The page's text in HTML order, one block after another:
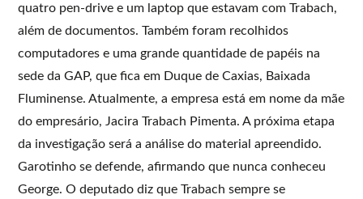
quatro pen-drive e um laptop que estavam com Trabach,
além de documentos. Também foram recolhidos
computadores e uma grande quantidade de papéis na
sede da GAP, que fica em Duque de Caxias, Baixada
Fluminense. Atualmente, a empresa está em nome da mãe
do empresário, Jacira Trabach Pimenta. A próxima etapa
da investigação será a análise do material apreendido.
Garotinho se defende, afirmando que nunca conheceu
George. O deputado diz que Trabach sempre se